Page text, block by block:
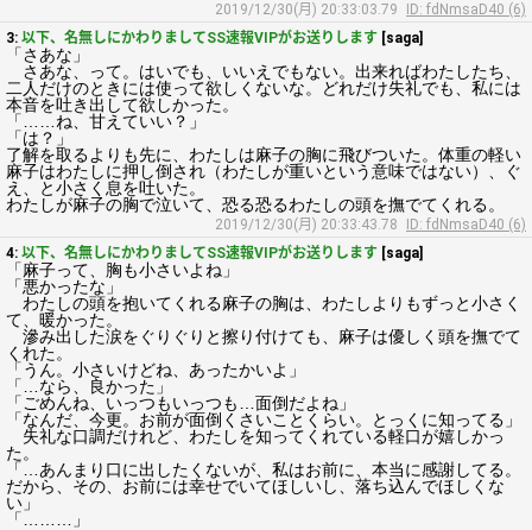
2019/12/30(月) 20:33:03.79
ID: fdNmsaD40 (6)
3: 以下、名無しにかわりましてSS速報VIPがお送りします [saga]
「さあな」
さあな、って。はいでも、いいえでもない。出来ればわたしたち、
二人だけのときには使って欲しくないな。どれだけ失礼でも、私には
本音を吐き出して欲しかった。
「……ね、甘えていい？」
「は？」
了解を取るよりも先に、わたしは麻子の胸に飛びついた。体重の軽い
麻子はわたしに押し倒され（わたしが重いという意味ではない）、ぐ
え、と小さく息を吐いた。
わたしが麻子の胸で泣いて、恐る恐るわたしの頭を撫でてくれる。
2019/12/30(月) 20:33:43.78
ID: fdNmsaD40 (6)
4: 以下、名無しにかわりましてSS速報VIPがお送りします [saga]
「麻子って、胸も小さいよね」
「悪かったな」
わたしの頭を抱いてくれる麻子の胸は、わたしよりもずっと小さく
て、暖かった。
滲み出した涙をぐりぐりと擦り付けても、麻子は優しく頭を撫でて
くれた。
「うん。小さいけどね、あったかいよ」
「…なら、良かった」
「ごめんね、いっつもいっつも…面倒だよね」
「なんだ、今更。お前が面倒くさいことくらい。とっくに知ってる」
失礼な口調だけれど、わたしを知ってくれている軽口が嬉しかっ
た。
「…あんまり口に出したくないが、私はお前に、本当に感謝してる。
だから、その、お前には幸せでいてほしいし、落ち込んでほしくな
い」
「………」